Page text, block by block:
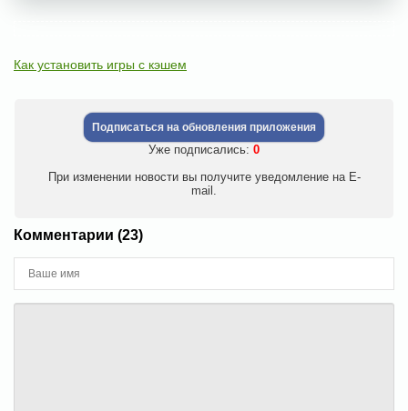
Как установить игры с кэшем
Подписаться на обновления приложения
Уже подписались: 0
При изменении новости вы получите уведомление на E-
mail.
Комментарии (23)